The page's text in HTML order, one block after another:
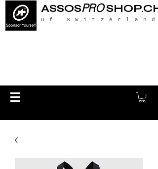
ASSOSPROSHOP.CH
Of Switzerland